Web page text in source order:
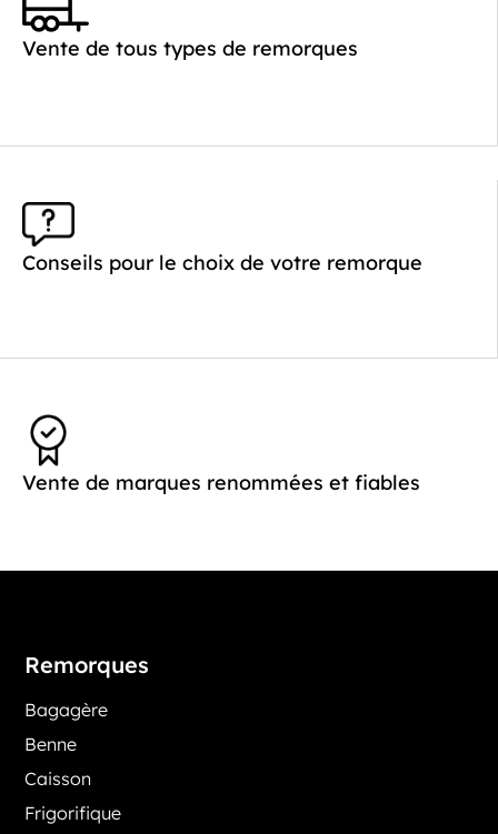
Vente de tous types de remorques
Conseils pour le choix de votre remorque
Vente de marques renommées et fiables
Remorques
Bagagère
Benne
Caisson
Frigorifique